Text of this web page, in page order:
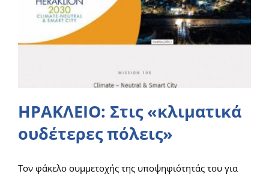
ΗΡΑΚΛΕΙΟ: Στις «κλιματικά
ουδέτερες πόλεις»
Τον φάκελο συμμετοχής της υποψηφιότητάς του για